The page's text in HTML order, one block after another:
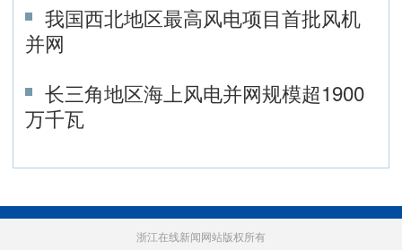
我国西北地区最高风电项目首批风机
并网
长三角地区海上风电并网规模超1900
万千瓦
浙江在线新闻网站版权所有